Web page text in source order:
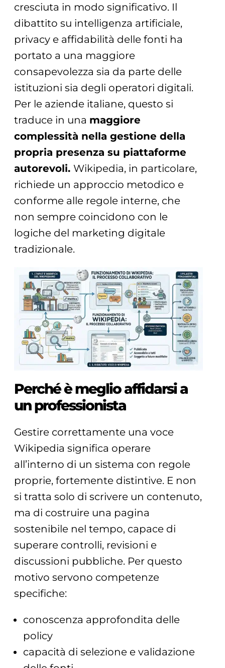
cresciuta in modo significativo. Il
dibattito su intelligenza artificiale,
privacy e affidabilità delle fonti ha
portato a una maggiore
consapevolezza sia da parte delle
istituzioni sia degli operatori digitali.
Per le aziende italiane, questo si
traduce in una maggiore
complessità nella gestione della
propria presenza su piattaforme
autorevoli. Wikipedia, in particolare,
richiede un approccio metodico e
conforme alle regole interne, che
non sempre coincidono con le
logiche del marketing digitale
tradizionale.
Perché è meglio affidarsi a
un professionista
Gestire correttamente una voce
Wikipedia significa operare
all’interno di un sistema con regole
proprie, fortemente distintive. E non
si tratta solo di scrivere un contenuto,
ma di costruire una pagina
sostenibile nel tempo, capace di
superare controlli, revisioni e
discussioni pubbliche. Per questo
motivo servono competenze
specifiche:
conoscenza approfondita delle
policy
capacità di selezione e validazione